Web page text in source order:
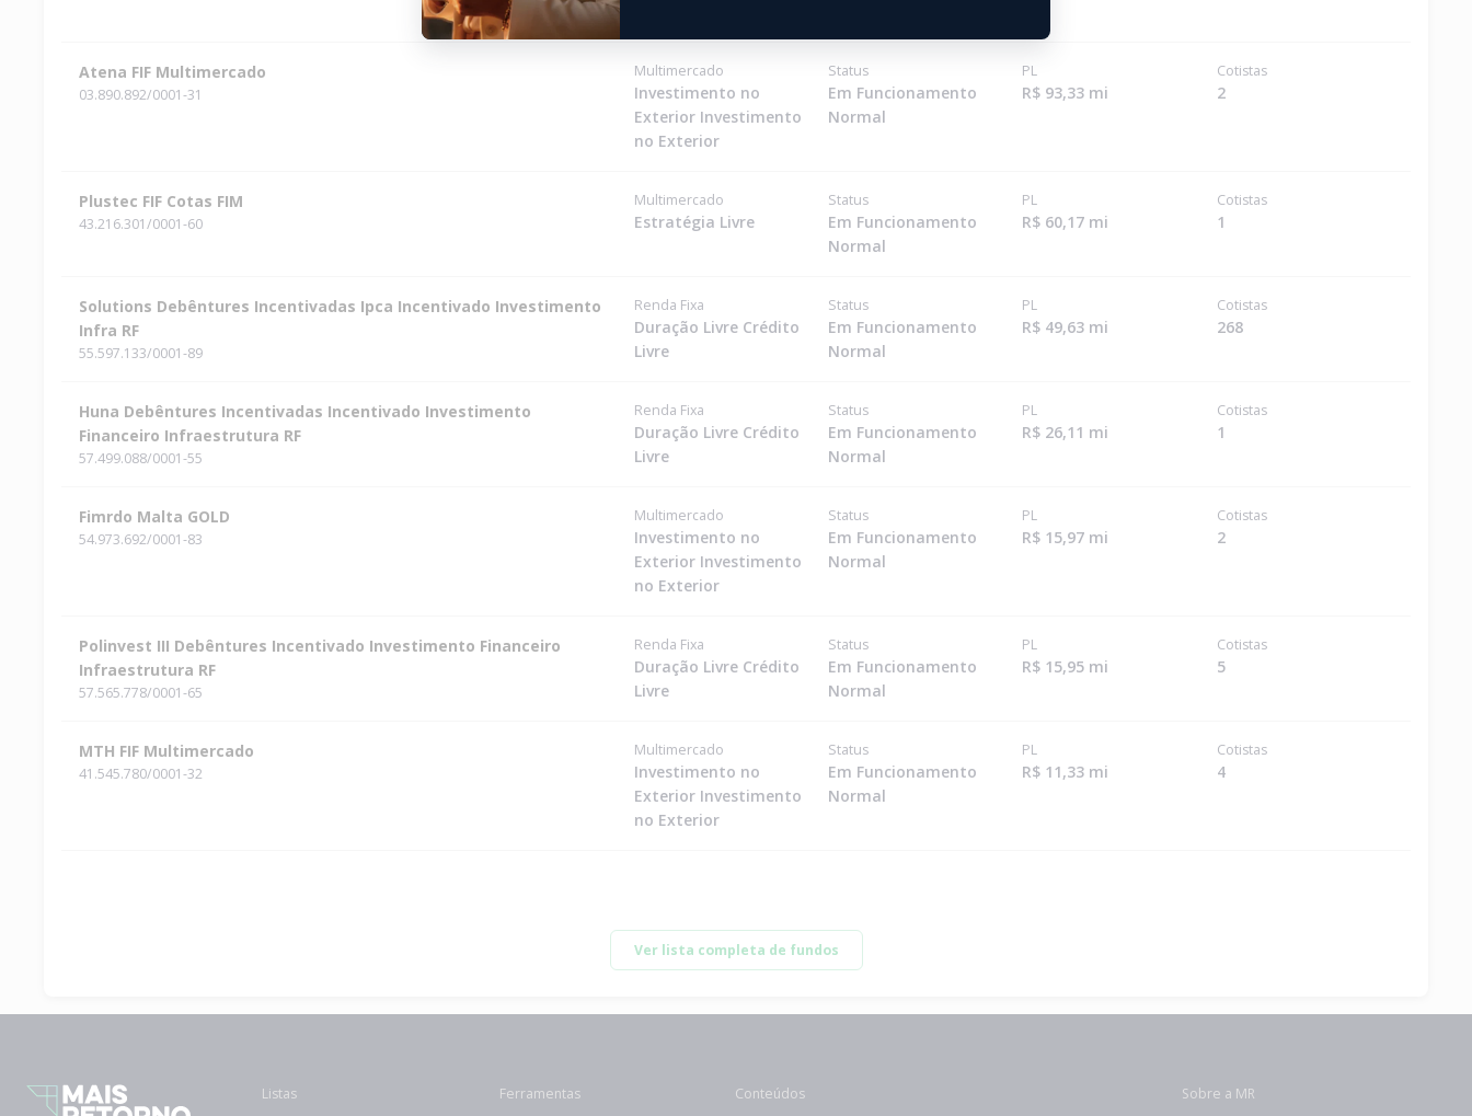
Atena FIF Multimercado
03.890.892/0001-31
Multimercado
Investimento no
Exterior Investimento
no Exterior
Status
Em Funcionamento
Normal
PL
R$ 93,33 mi
Cotistas
2
Plustec FIF Cotas FIM
43.216.301/0001-60
Multimercado
Estratégia Livre
Status
Em Funcionamento
Normal
PL
R$ 60,17 mi
Cotistas
1
Solutions Debêntures Incentivadas Ipca Incentivado Investimento
Infra RF
55.597.133/0001-89
Renda Fixa
Duração Livre Crédito
Livre
Status
Em Funcionamento
Normal
PL
R$ 49,63 mi
Cotistas
268
Huna Debêntures Incentivadas Incentivado Investimento
Financeiro Infraestrutura RF
57.499.088/0001-55
Renda Fixa
Duração Livre Crédito
Livre
Status
Em Funcionamento
Normal
PL
R$ 26,11 mi
Cotistas
1
Fimrdo Malta GOLD
54.973.692/0001-83
Multimercado
Investimento no
Exterior Investimento
no Exterior
Status
Em Funcionamento
Normal
PL
R$ 15,97 mi
Cotistas
2
Polinvest III Debêntures Incentivado Investimento Financeiro
Infraestrutura RF
57.565.778/0001-65
Renda Fixa
Duração Livre Crédito
Livre
Status
Em Funcionamento
Normal
PL
R$ 15,95 mi
Cotistas
5
MTH FIF Multimercado
41.545.780/0001-32
Multimercado
Investimento no
Exterior Investimento
no Exterior
Status
Em Funcionamento
Normal
PL
R$ 11,33 mi
Cotistas
4
Ver lista completa de fundos
Listas Ferramentas Conteúdos Sobre a MR